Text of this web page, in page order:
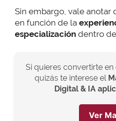
Sin embargo, vale anotar
en función de la
especialización dentro
Si quieres convertirte
quizás te interese el
Digital & IA
Ver